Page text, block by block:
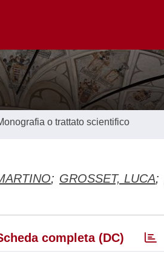
o trattato scientifico
; GROSSET, LUCA;
completa (DC)